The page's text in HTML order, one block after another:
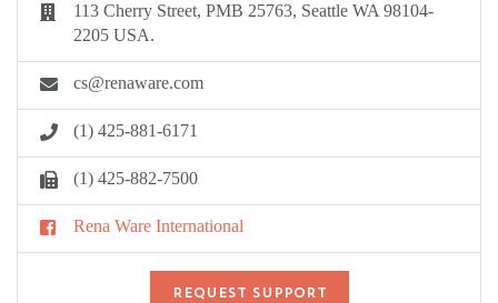
113 Cherry Street, PMB 25763, Seattle WA 98104-
2205 USA.
cs@renaware.com
(1) 425-881-6171
(1) 425-882-7500
Rena Ware International
REQUEST SUPPORT